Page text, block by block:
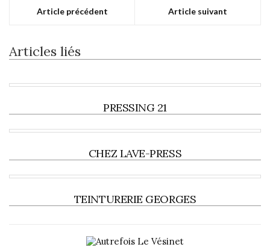
Article précédent Article suivant
Articles liés
PRESSING 21
CHEZ LAVE-PRESS
TEINTURERIE GEORGES